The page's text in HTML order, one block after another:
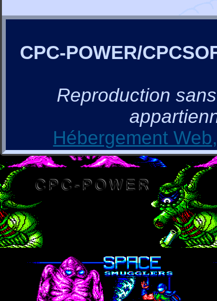
CPC-POWER/
Reproduction
Hébergement